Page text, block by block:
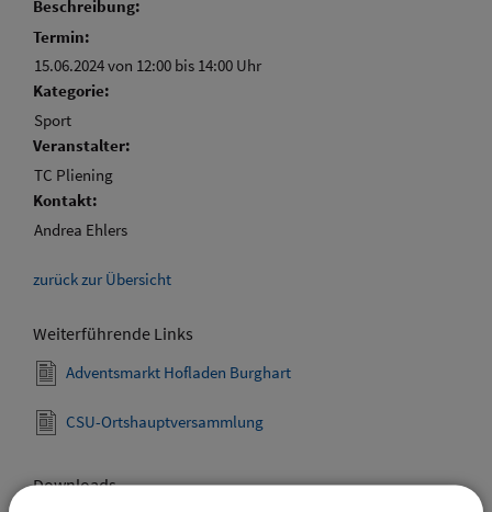
Beschreibung:
Termin:
15.06.2024 von 12:00 bis 14:00 Uhr
Kategorie:
Sport
Veranstalter:
TC Pliening
Kontakt:
Andrea Ehlers
zurück zur Übersicht
Weiterführende Links
Adventsmarkt Hofladen Burghart
CSU-Ortshauptversammlung
Downloads